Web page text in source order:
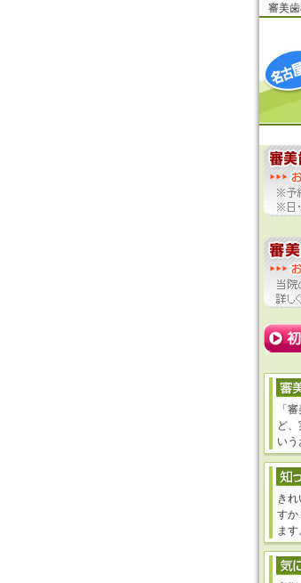
審美
「
ど
いう
き
すか
ます